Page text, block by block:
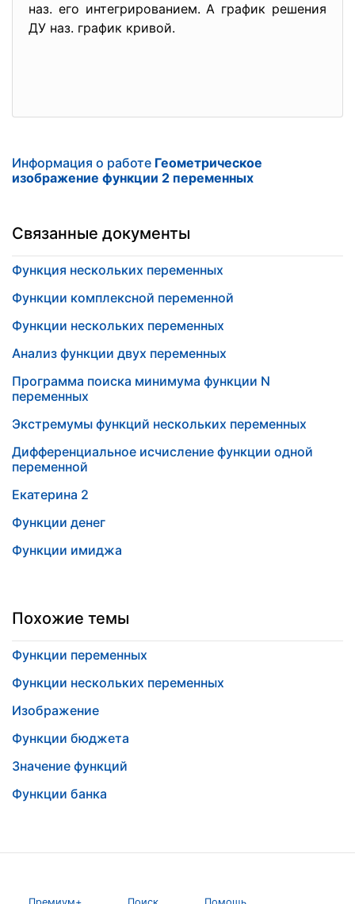
наз. его интегрированием. А график решения
ДУ наз. график кривой.
Информация о работе Геометрическое
изображение функции 2 переменных
Связанные документы
Функция нескольких переменных
Функции комплексной переменной
Функции нескольких переменных
Анализ функции двух переменных
Программа поиска минимума функции N
переменных
Экстремумы функций нескольких переменных
Дифференциальное исчисление функции одной
переменной
Екатерина 2
Функции денег
Функции имиджа
Похожие темы
Функции переменных
Функции нескольких переменных
Изображение
Функции бюджета
Значение функций
Функции банка